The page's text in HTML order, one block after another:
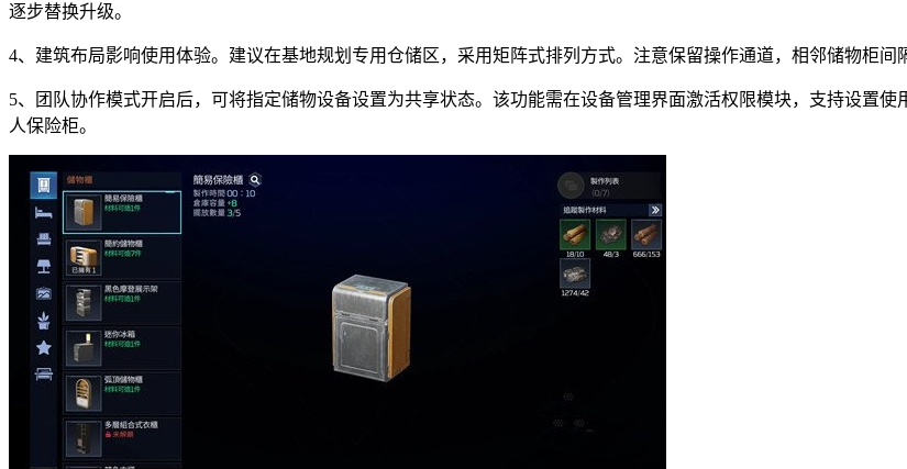
逐步替换升级。
4、建筑布局影响使用体验。建议在基地规划专用仓储区，采用矩阵式排列方式。注意保留操作通道，相邻储物柜
5、团队协作模式开启后，可将指定储物设备设置为共享状态。该功能需在设备管理界面激活权限模块，支持设置
人保险柜。